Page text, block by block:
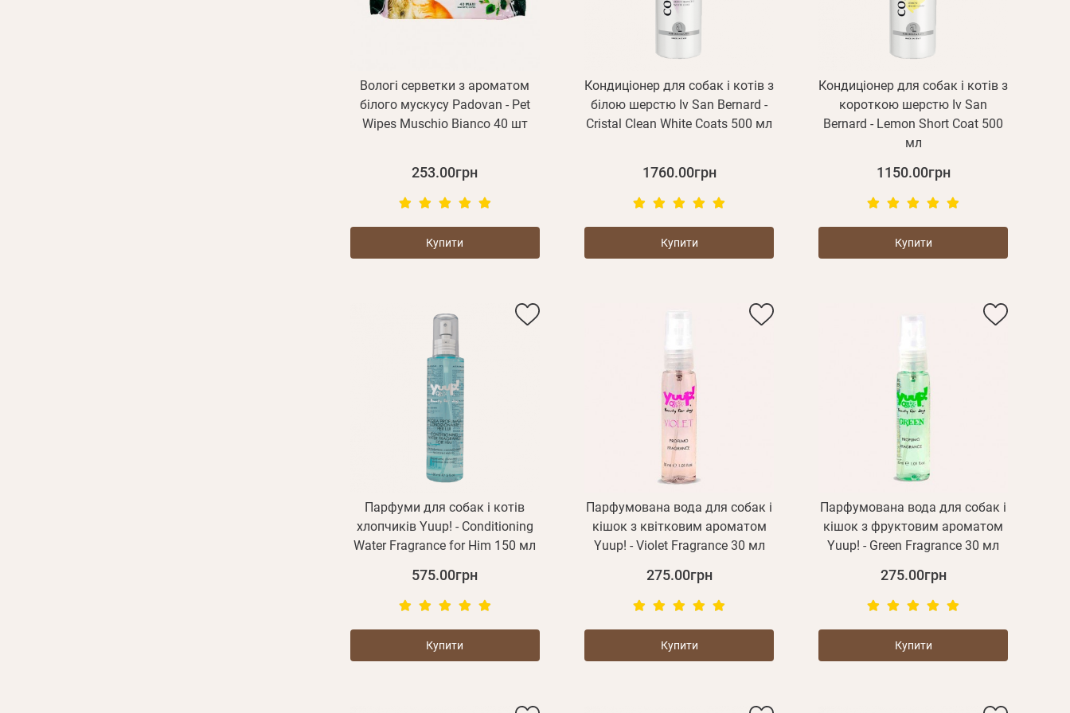
Вологі серветки з ароматом
білого мускусу Padovan - Pet
Wipes Muschio Bianco 40 шт
253.00грн
Купити
Кондиціонер для собак і котів з
білою шерстю Iv San Bernard -
Cristal Clean White Coats 500 мл
1760.00грн
Купити
Кондиціонер для собак і котів з
короткою шерстю Iv San
Bernard - Lemon Short Coat 500
мл
1150.00грн
Купити
Парфуми для собак і котів
хлопчиків Yuup! - Conditioning
Water Fragrance for Him 150 мл
575.00грн
Купити
Парфумована вода для собак і
кішок з квітковим ароматом
Yuup! - Violet Fragrance 30 мл
275.00грн
Купити
Парфумована вода для собак і
кішок з фруктовим ароматом
Yuup! - Green Fragrance 30 мл
275.00грн
Купити